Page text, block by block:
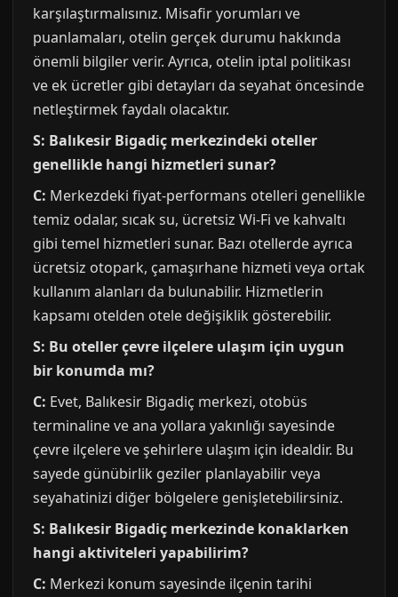
karşılaştırmalısınız. Misafir yorumları ve
puanlamaları, otelin gerçek durumu hakkında
önemli bilgiler verir. Ayrıca, otelin iptal politikası
ve ek ücretler gibi detayları da seyahat öncesinde
netleştirmek faydalı olacaktır.
S: Balıkesir Bigadiç merkezindeki oteller
genellikle hangi hizmetleri sunar?
C: Merkezdeki fiyat-performans otelleri genellikle
temiz odalar, sıcak su, ücretsiz Wi-Fi ve kahvaltı
gibi temel hizmetleri sunar. Bazı otellerde ayrıca
ücretsiz otopark, çamaşırhane hizmeti veya ortak
kullanım alanları da bulunabilir. Hizmetlerin
kapsamı otelden otele değişiklik gösterebilir.
S: Bu oteller çevre ilçelere ulaşım için uygun
bir konumda mı?
C: Evet, Balıkesir Bigadiç merkezi, otobüs
terminaline ve ana yollara yakınlığı sayesinde
çevre ilçelere ve şehirlere ulaşım için idealdir. Bu
sayede günübirlik geziler planlayabilir veya
seyahatinizi diğer bölgelere genişletebilirsiniz.
S: Balıkesir Bigadiç merkezinde konaklarken
hangi aktiviteleri yapabilirim?
C: Merkezi konum sayesinde ilçenin tarihi